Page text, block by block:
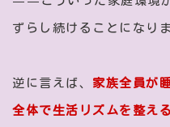
ずらし続けることになりま
逆に言えば、 家族全員が
全体で生活リズムを整え